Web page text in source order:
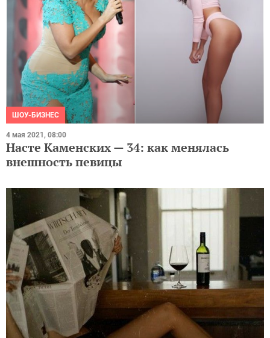
ШОУ-БИЗНЕС
4 мая 2021, 08:00
Насте Каменских — 34: как менялась
внешность певицы